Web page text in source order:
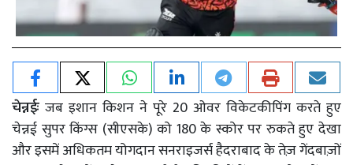
चेन्नईः जब इशान किशन ने पूरे 20 ओवर विकेटकीपिंग करते हुए
चेन्नई सुपर किंग्स (सीएसके) को 180 के स्कोर पर रुकते हुए देखा
और इसमें अधिकतम योगदान सनराइजर्स हैदराबाद के तेज़ गेंदबाज़ों